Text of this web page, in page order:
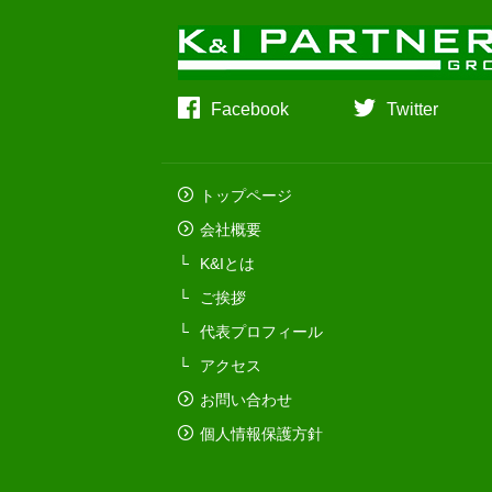
Facebook Twitter
トップページ
会社概要
K&Iとは
ご挨拶
代表プロフィール
アクセス
お問い合わせ
個人情報保護方針